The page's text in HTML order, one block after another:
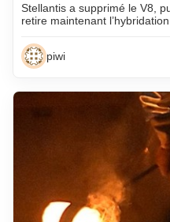
Stellantis a supprimé le V8,
retire maintenant
piwi